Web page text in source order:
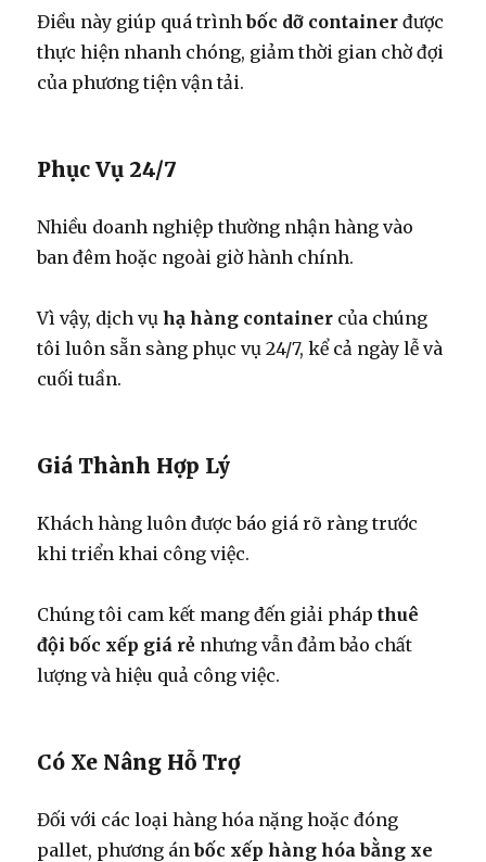
Điều này giúp quá trìnhbốc dỡ container được
thực hiện nhanh chóng, giảm thời gian chờ đợi
của phương tiện vận tải.
Phục Vụ 24/7
Nhiều doanh nghiệp thường nhận hàng vào
ban đêm hoặc ngoài giờ hành chính.
Vì vậy, dịch vụhạ hàng container của chúng
tôi luôn sẵn sàng phục vụ 24/7, kể cả ngày lễ và
cuối tuần.
Giá Thành Hợp Lý
Khách hàng luôn được báo giá rõ ràng trước
khi triển khai công việc.
Chúng tôi cam kết mang đến giải phápthuê
đội bốc xếp giá rẻ nhưng vẫn đảm bảo chất
lượng và hiệu quả công việc.
Có Xe Nâng Hỗ Trợ
Đối với các loại hàng hóa nặng hoặc đóng
pallet, phương ánbốc xếp hàng hóa bằng xe